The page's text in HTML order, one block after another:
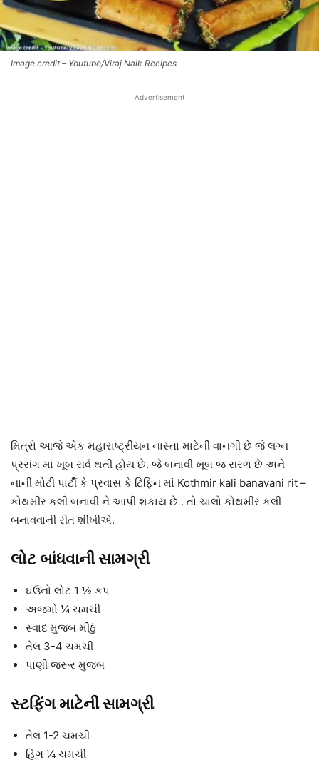
Image credit – Youtube/Viraj Naik Recipes
Advertisement
મિત્રો આજે એક મહારાષ્ટ્રીયન નાસ્તા માટેની વાનગી છે જે લગ્ન
પ્રસંગ માં ખૂબ સર્વ થતી હોય છે. જે બનાવી ખૂબ જ સરળ છે અને
નાની મોટી પાર્ટી કે પ્રવાસ કે ટિફિન માં Kothmir kali banavani rit –
કોથમીર કલી બનાવી ને આપી શકાય છે . તો ચાલો કોથમીર કલી
બનાવવાની રીત શીખીએ.
લોટ બાંધવાની સામગ્રી
ઘઉંનો લોટ 1 ½ કપ
અજમો ¼ ચમચી
સ્વાદ મુજબ મીઠું
તેલ 3-4 ચમચી
પાણી જરૂર મુજબ
સ્ટફિંગ માટેની સામગ્રી
તેલ 1-2 ચમચી
હિંગ ¼ ચમચી